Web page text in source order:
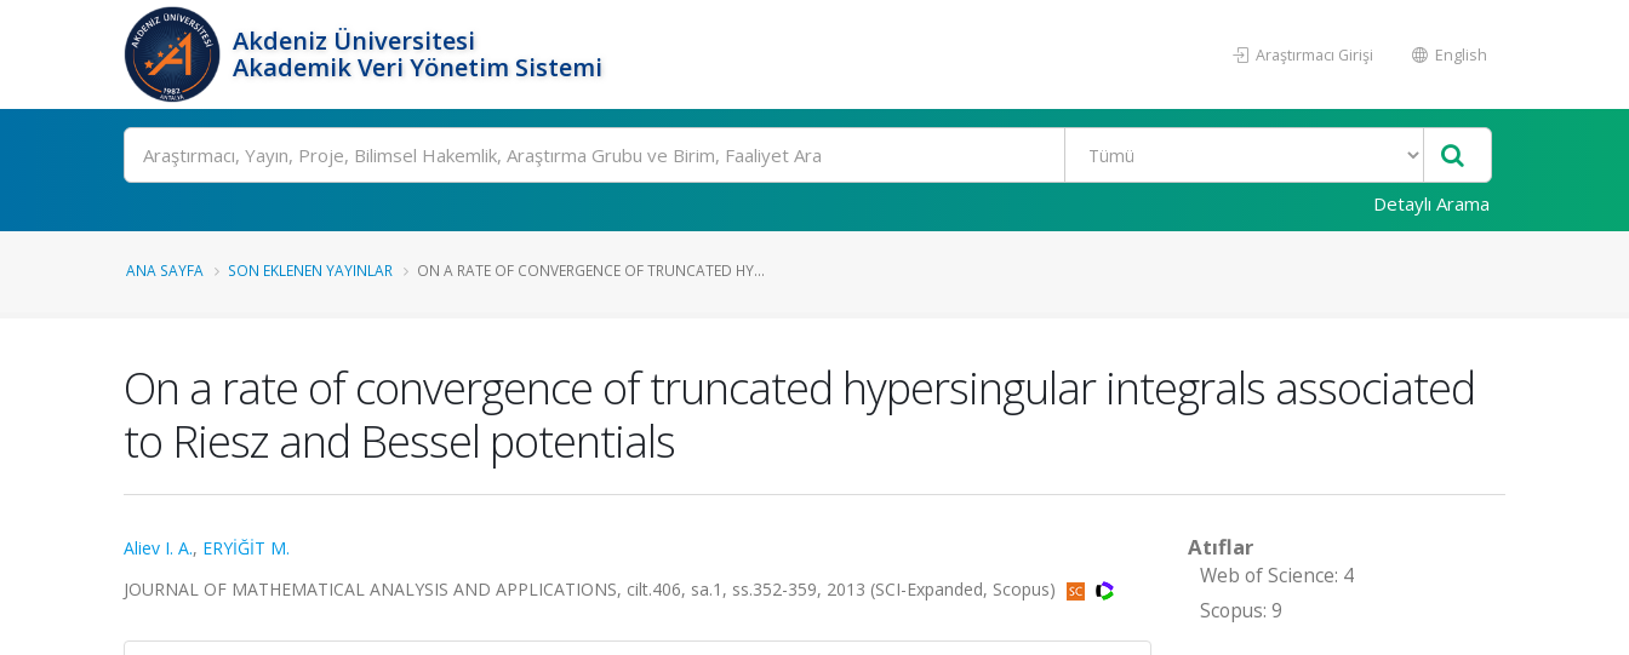
Akdeniz Üniversitesi
Akademik Veri Yönetim Sistemi
Araştırmacı Girişi English
Ara
Detaylı Arama
ANA SAYFA SON EKLENEN YAYINLAR ON A RATE OF CONVERGENCE OF TRUNCATED HY...
On a rate of convergence of truncated hypersingular integrals associated
to Riesz and Bessel potentials
Aliev I. A., ERYİĞİT M.
JOURNAL OF MATHEMATICAL ANALYSIS AND APPLICATIONS, cilt.406, sa.1, ss.352-359, 2013 (SCI-Expanded, Scopus)
Atıflar
Web of Science: 4
Scopus: 9